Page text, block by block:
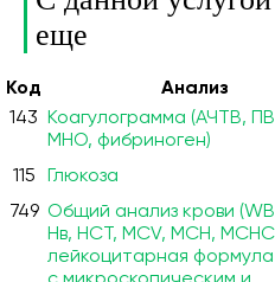
еще
Код Анализ
143
Коагулограмма (АЧТВ,
МНО, фибриноген)
115 Глюкоза
749 Общий анализ крови
Нв, HCT, MCV, МСН,
лейкоцитарная формула